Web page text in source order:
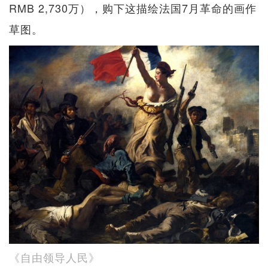
RMB 2,730万），购下这描绘法国7月革命的画作
草图。
《自由领导人民》